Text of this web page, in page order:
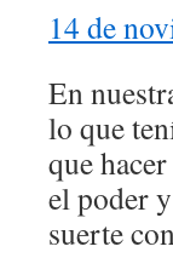
14 de
En
lo que
que
el poder
suerte